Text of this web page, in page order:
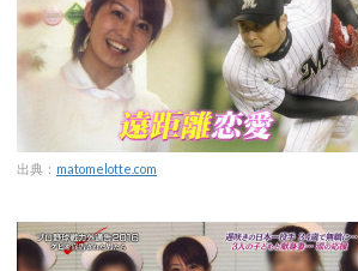
出典： matomelotte.com